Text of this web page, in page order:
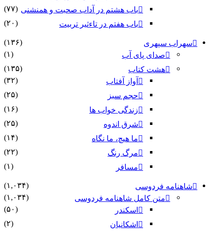
باب هشتم در آداب صحبت و همنشنى (۷۷)
باب هفتم در تاءثیر تربیت
(۲۰)
سهراب سپهری
(۱۳۶)
صدای پای آب
(۱)
هشت کتاب
(۱۳۵)
آواز آفتاب
(۳۲)
حجم سبز
(۲۵)
زندگی خواب ها
(۱۶)
شرق اندوه
(۲۵)
ما هیچ، ما نگاه
(۱۴)
مرگ رنگ
(۲۲)
مسافر
(۱)
شاهنامه فردوسی
(۱,۰۳۴)
متن کامل شاهنامه فردوسی
(۱,۰۳۴)
اسکندر
(۵۰)
اشکانیان
(۲)